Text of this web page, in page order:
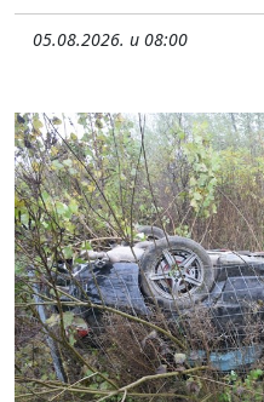
05.08.2026. u 08:00